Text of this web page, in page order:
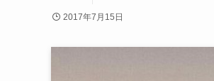
2017年7月15日